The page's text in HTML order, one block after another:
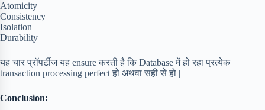
Atomicity
Consistency
Isolation
Durability
यह चार प्रॉपर्टीज यह ensure करती है कि Database में हो रहा प्रत्येक
transaction processing perfect हो अथवा सही से हो |
Conclusion: